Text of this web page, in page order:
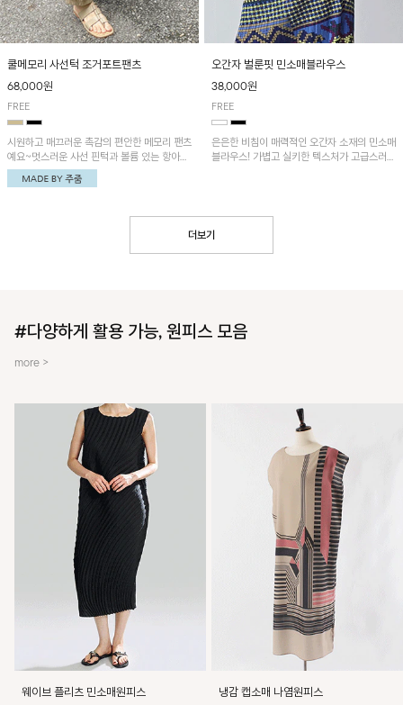
쿨메모리 사선턱 조거포트팬츠
68,000원
FREE
시원하고 매끄러운 촉감의 편안한 메모리 팬츠
예요~멋스러운 사선 핀턱과 볼륨 있는 항아리
핏이 유니크한 아이템!
오간자 벌룬핏 민소매블라우스
38,000원
FREE
은은한 비침이 매력적인 오간자 소재의 민소매
블라우스! 가볍고 실키한 텍스처가 고급스러운
더보기
#다양하게 활용 가능, 원피스 모음
more >
웨이브 플리츠 민소매원피스
냉감 캡소매 나염원피스